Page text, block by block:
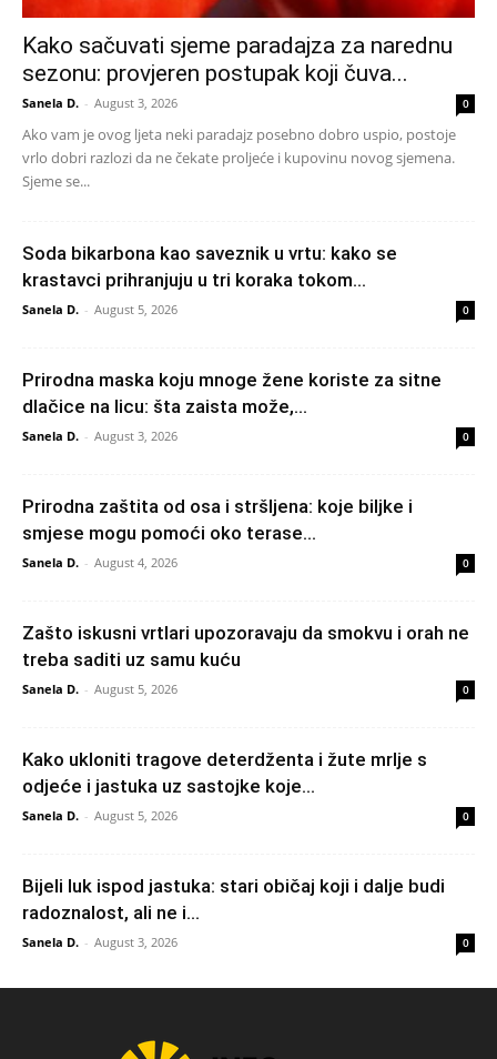
Kako sačuvati sjeme paradajza za narednu
sezonu: provjeren postupak koji čuva...
Sanela D. - August 3, 2026 0
Ako vam je ovog ljeta neki paradajz posebno dobro uspio, postoje
vrlo dobri razlozi da ne čekate proljeće i kupovinu novog sjemena.
Sjeme se...
Soda bikarbona kao saveznik u vrtu: kako se
krastavci prihranjuju u tri koraka tokom...
Sanela D. - August 5, 2026 0
Prirodna maska koju mnoge žene koriste za sitne
dlačice na licu: šta zaista može,...
Sanela D. - August 3, 2026 0
Prirodna zaštita od osa i stršljena: koje biljke i
smjese mogu pomoći oko terase...
Sanela D. - August 4, 2026 0
Zašto iskusni vrtlari upozoravaju da smokvu i orah ne
treba saditi uz samu kuću
Sanela D. - August 5, 2026 0
Kako ukloniti tragove deterdženta i žute mrlje s
odjeće i jastuka uz sastojke koje...
Sanela D. - August 5, 2026 0
Bijeli luk ispod jastuka: stari običaj koji i dalje budi
radoznalost, ali ne i...
Sanela D. - August 3, 2026 0